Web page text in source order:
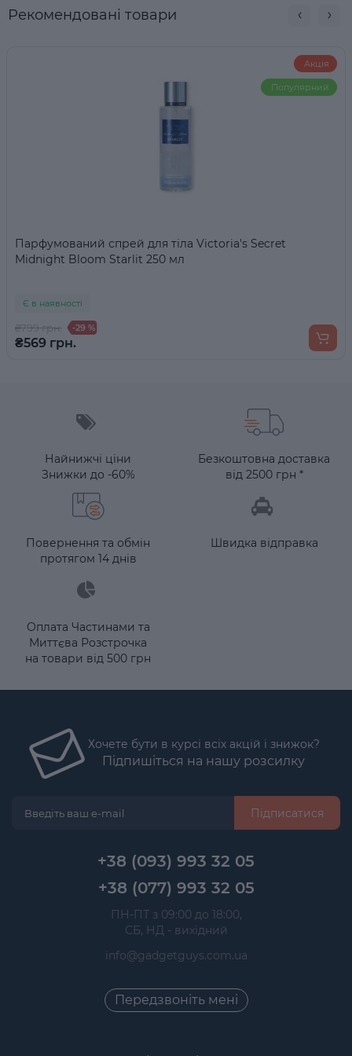
Рекомендовані товари
Акція
Популярний
Парфумований спрей для тіла Victoria's Secret
Midnight Bloom Starlit 250 мл
Є в наявності
₴799 грн. -29 %
₴569 грн.
Найнижчі ціни
Знижки до -60%
Безкоштовна доставка
від 2500 грн *
Повернення та обмін
протягом 14 днів
Швидка відправка
Оплата Частинами та
Миттєва Розстрочка
на товари від 500 грн
Хочете бути в курсі всіх акцій і знижок?
Підпишіться на нашу розсилку
Підписатися
+38 (093) 993 32 05
+38 (077) 993 32 05
ПН-ПТ з 09:00 до 18:00,
СБ, НД - вихідний
info@gadgetguys.com.ua
Передзвоніть мені